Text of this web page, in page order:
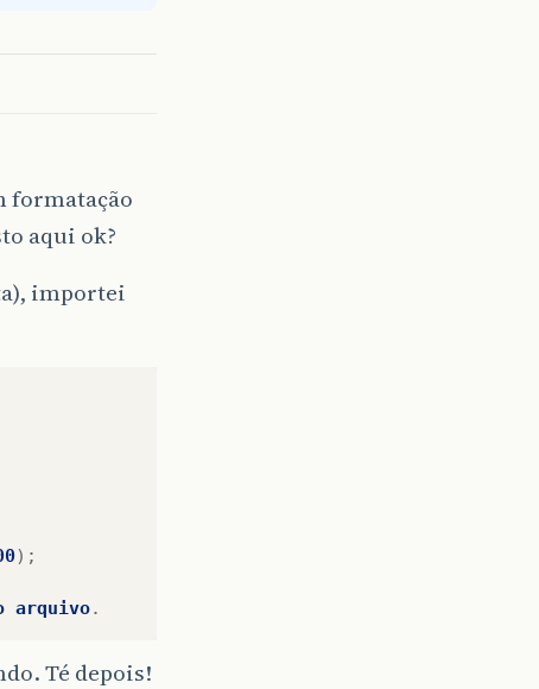
formatação
aqui ok?
importei
);
arquivo.
Té depois!